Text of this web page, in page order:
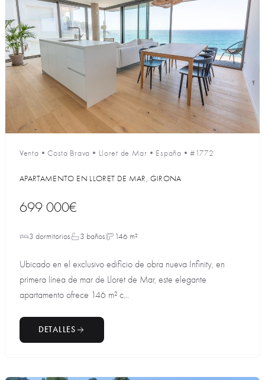
Venta •Costa Brava • Lloret de Mar • España •#1772
APARTAMENTO EN LLORET DE MAR, GIRONA
699 000€
3 dormitorios 3 baños 146 m²
Ubicado en el exclusivo edificio de obra nueva Infinity, en
primera línea de mar de Lloret de Mar, este elegante
apartamento ofrece 146 m² c...
DETALLES